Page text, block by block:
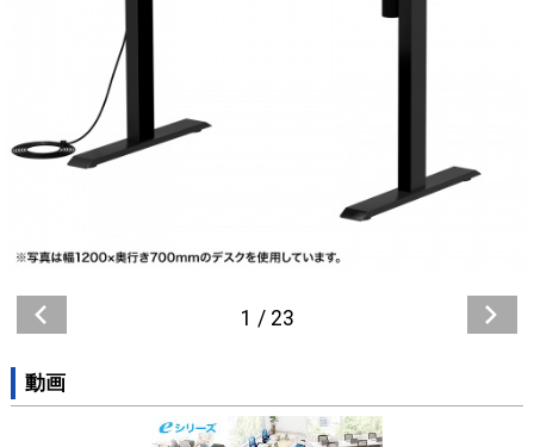
1 / 23
動画